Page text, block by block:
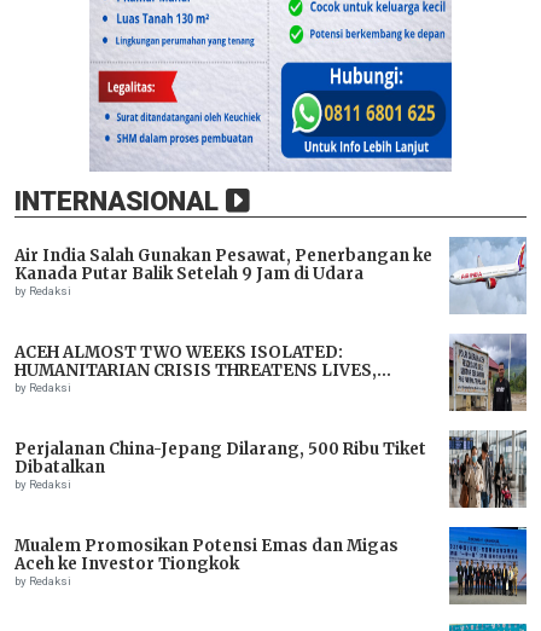
INTERNASIONAL
Air India Salah Gunakan Pesawat, Penerbangan ke
Kanada Putar Balik Setelah 9 Jam di Udara
by Redaksi
ACEH ALMOST TWO WEEKS ISOLATED:
HUMANITARIAN CRISIS THREATENS LIVES,
IMMEDIATE ASSISTANCE URGENTLY NEEDED
by Redaksi
Perjalanan China-Jepang Dilarang, 500 Ribu Tiket
Dibatalkan
by Redaksi
Mualem Promosikan Potensi Emas dan Migas
Aceh ke Investor Tiongkok
by Redaksi